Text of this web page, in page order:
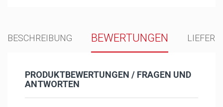
BESCHREIBUNG BEWERTUNGEN
PRODUKTBEWERTUNGEN / FRAGEN UND
ANTWORTEN